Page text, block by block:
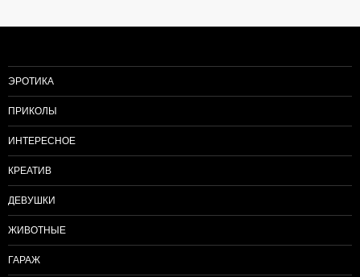
записям
ЭРОТИКА
ПРИКОЛЫ
ИНТЕРЕСНОЕ
КРЕАТИВ
ДЕВУШКИ
ЖИВОТНЫЕ
ГАРАЖ